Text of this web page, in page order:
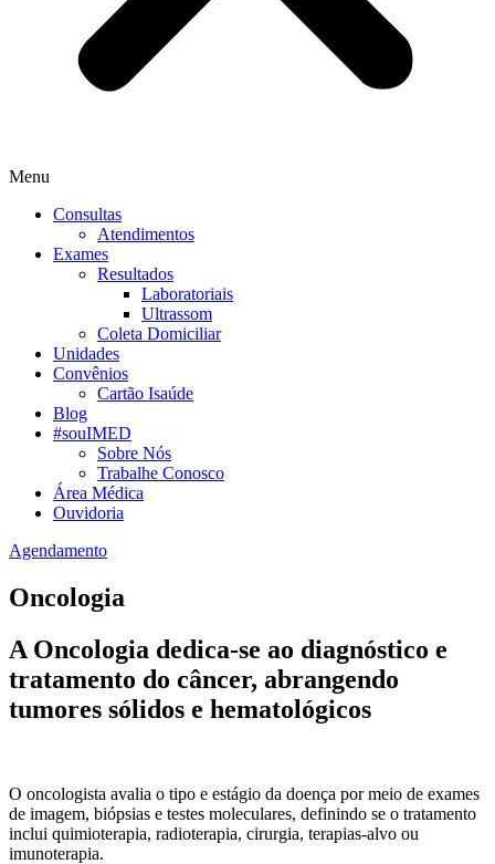
Menu
Consultas
Atendimentos
Exames
Resultados
Laboratoriais
Ultrassom
Coleta Domiciliar
Unidades
Convênios
Cartão Isaúde
Blog
#souIMED
Sobre Nós
Trabalhe Conosco
Área Médica
Ouvidoria
Agendamento
Oncologia
A Oncologia dedica-se ao diagnóstico e
tratamento do câncer, abrangendo
tumores sólidos e hematológicos
O oncologista avalia o tipo e estágio da doença por meio de exames
de imagem, biópsias e testes moleculares, definindo se o tratamento
inclui quimioterapia, radioterapia, cirurgia, terapias-alvo ou
imunoterapia.